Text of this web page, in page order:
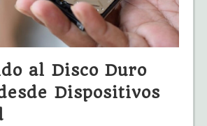
al Disco Duro
Dispositivos